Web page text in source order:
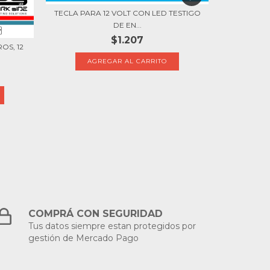
12
TECLA PARA 12 VOLT CON LED TESTIGO
DE EN...
$1.207
AGREGAR AL CARRITO
COMPRÁ CON SEGURIDAD
Tus datos siempre estan protegidos por
gestión de Mercado Pago